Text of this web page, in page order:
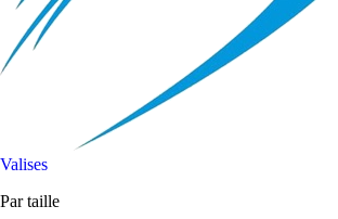
Valises
Par taille